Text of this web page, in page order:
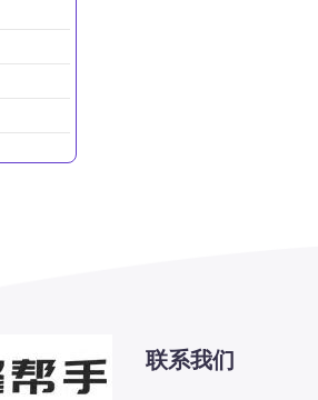
联系我们